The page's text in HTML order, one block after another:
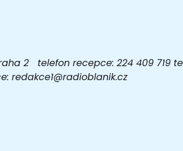
2 telefon recepce: 224 409 719
redakce1@radioblanik.cz